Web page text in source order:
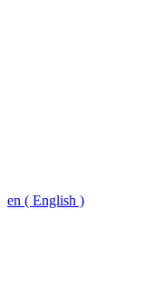
en ( English )